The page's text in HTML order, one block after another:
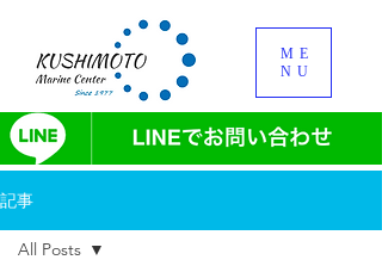
ME
NU
記事
All Posts